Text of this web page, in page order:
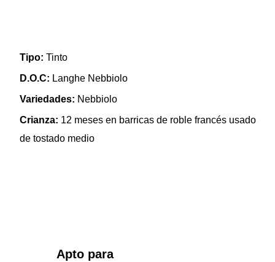
Tipo: Tinto
D.O.C: Langhe Nebbiolo
Variedades: Nebbiolo
Crianza: 12 meses en barricas de roble francés usado
de tostado medio
Apto para